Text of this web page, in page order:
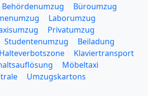
Behördenumzug
Büroumzug
Laborumzug
Privatumzug
Studentenumzug
Beiladung
Halteverbotszone
Klaviertransport
Möbeltaxi
Umzugskartons